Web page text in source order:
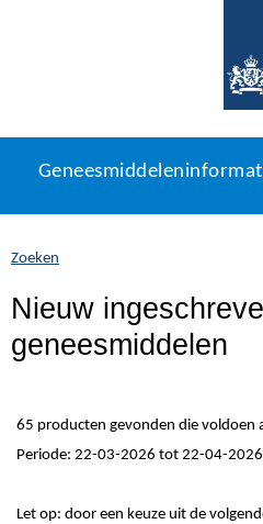
naar
U
zich
hier:
Zoeken
Nieuw
geneesmiddelen
65 producten gevonden die voldoen
Periode: 22-03-2026 tot 22-04-2026
Let op: door een keuze uit de